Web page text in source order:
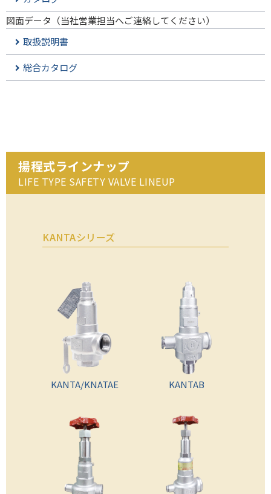
図面データ（当社営業担当へご連絡してください）
取扱説明書
総合カタログ
揚程式ラインナップ
LIFE TYPE SAFETY VALVE LINEUP
KANTAシリーズ
KANTA/KNATAE KANTAB